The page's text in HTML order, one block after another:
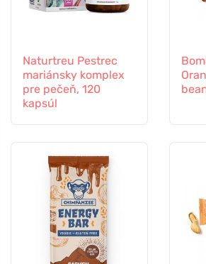
Naturtreu Pestrec
mariánsky komplex
pre pečeň, 120
kapsúl